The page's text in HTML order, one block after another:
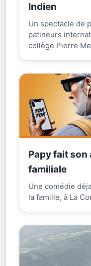
Indien
Un spectacle de
patineurs
collège Pierre
Papy fait
familiale
Une comédie
la famille, à La